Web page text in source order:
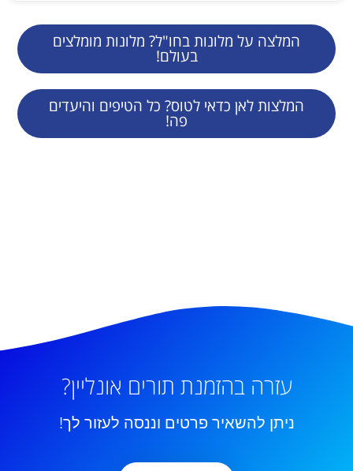
המלצה על מלונות בחו"ל? מלונות מומלצים
בעולם!
המלצות לאן כדאי לטוס? כל הטיפים והיעדים
פה!
עזרה בהזמנת תורים אונליין?
ניתן להשאיר פרטים וננסה לעזור לך!